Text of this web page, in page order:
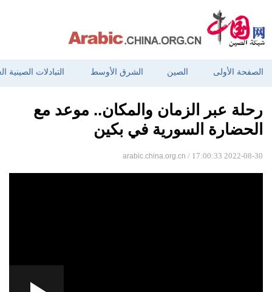
الصفحة الأولى الصين الشرق الأوسط التبادلات الصينية
رحلة عبر الزمان والمكان.. موعد مع
الحضارة السورية في بكين
arabic.china.org.cn / 17:00:33 2022-08-30